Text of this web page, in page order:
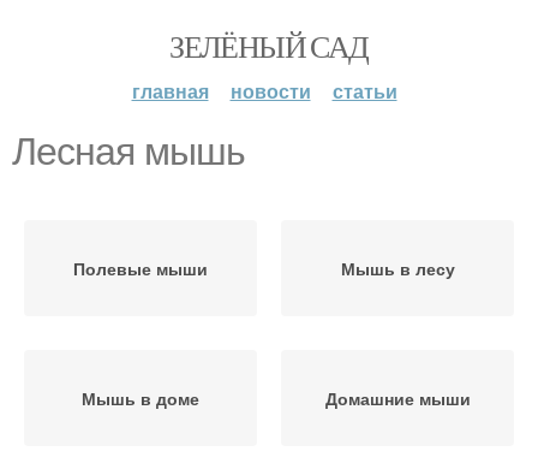
ЗЕЛЁНЫЙ САД
главная новости статьи
Лесная мышь
Полевые мыши Мышь в лесу
Мышь в доме Домашние мыши